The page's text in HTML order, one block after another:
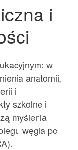
i
w
anatomii,
i
szkolne i
myślenia
węgla po